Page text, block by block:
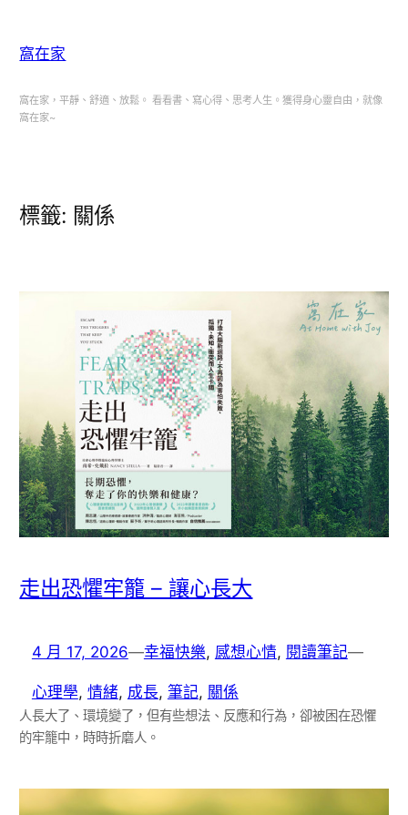
至
要
內
窩在家
窩在家，平靜、舒適、放鬆。 看看書、寫心得、思考人生。獲得身心靈自由，就像
窩在家~
標籤: 關係
走出恐懼牢籠 – 讓心長大
4 月 17, 2026—幸福快樂, 感想心情, 閱讀筆記—
心理學, 情緒, 成長, 筆記, 關係
人長大了、環境變了，但有些想法、反應和行為，卻被困在恐懼
的牢籠中，時時折磨人。